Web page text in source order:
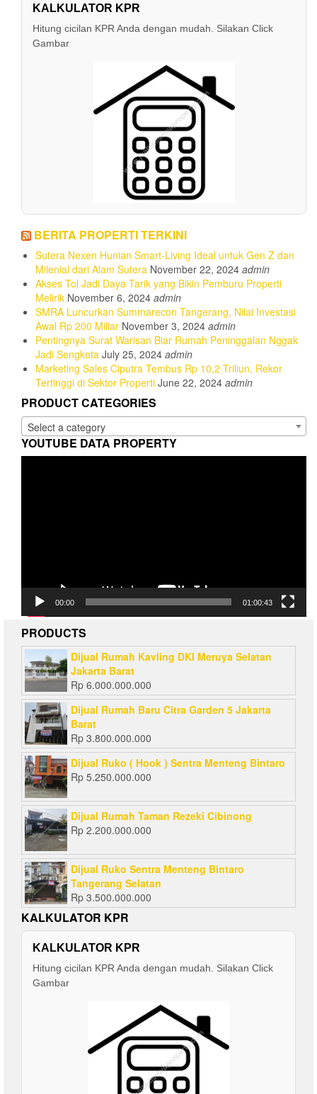
KALKULATOR KPR
Hitung cicilan KPR Anda dengan mudah. Silakan Click
Gambar
BERITA PROPERTI TERKINI
Sutera Nexen Hunian Smart-Living Ideal untuk Gen Z dan
Milenial dari Alam Sutera November 22, 2024 admin
Akses Tol Jadi Daya Tarik yang Bikin Pemburu Properti
Melirik November 6, 2024 admin
SMRA Luncurkan Summarecon Tangerang, Nilai Investasi
Awal Rp 200 Miliar November 3, 2024 admin
Pentingnya Surat Warisan Biar Rumah Peninggalan Nggak
Jadi Sengketa July 25, 2024 admin
Marketing Sales Ciputra Tembus Rp 10,2 Triliun, Rekor
Tertinggi di Sektor Properti June 22, 2024 admin
PRODUCT CATEGORIES
Select a category
YOUTUBE DATA PROPERTY
00:00 01:00:43
PRODUCTS
Dijual Rumah Kavling DKI Meruya Selatan
Jakarta Barat
Rp 6.000.000.000
Dijual Rumah Baru Citra Garden 5 Jakarta
Barat
Rp 3.800.000.000
Dijual Ruko ( Hook ) Sentra Menteng Bintaro
Rp 5.250.000.000
Dijual Rumah Taman Rezeki Cibinong
Rp 2.200.000.000
Dijual Ruko Sentra Menteng Bintaro
Tangerang Selatan
Rp 3.500.000.000
KALKULATOR KPR
KALKULATOR KPR
Hitung cicilan KPR Anda dengan mudah. Silakan Click
Gambar